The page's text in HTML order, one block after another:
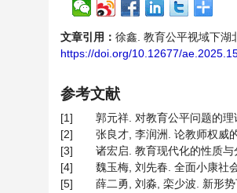
文章引用： 徐鑫. 教育公平视域下湖
https://doi.org/10.12677/
参考文献
[1]
郭元祥. 对教育公平问题的
[2]
张良才, 李润洲. 论教师权威
[3]
诸宏启. 教育现代化的性质
[4]
魏玉梅, 刘先春. 全面小康社
[5]
薛二勇, 刘淼, 栾少波. 新形